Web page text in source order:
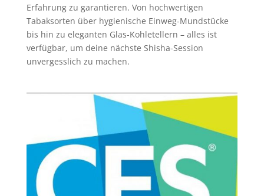
Erfahrung zu garantieren. Von hochwertigen
Tabaksorten über hygienische Einweg-Mundstücke
bis hin zu eleganten Glas-Kohletellern – alles ist
verfügbar, um deine nächste Shisha-Session
unvergesslich zu machen.